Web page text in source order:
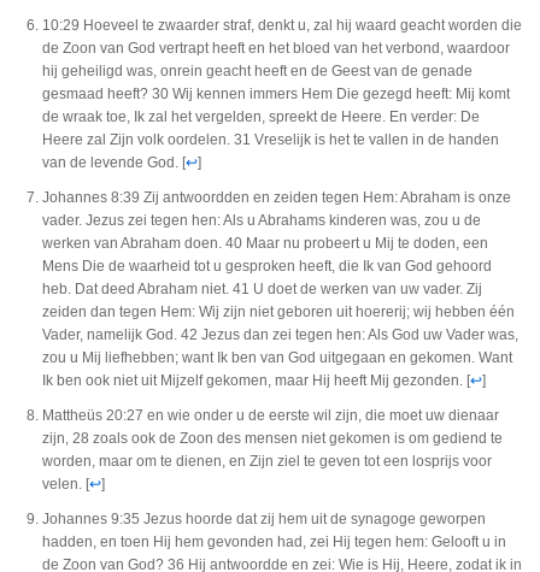
10:29 Hoeveel te zwaarder straf, denkt u, zal hij waard geacht worden die
de Zoon van God vertrapt heeft en het bloed van het verbond, waardoor
hij geheiligd was, onrein geacht heeft en de Geest van de genade
gesmaad heeft? 30 Wij kennen immers Hem Die gezegd heeft: Mij komt
de wraak toe, Ik zal het vergelden, spreekt de Heere. En verder: De
Heere zal Zijn volk oordelen. 31 Vreselijk is het te vallen in de handen
van de levende God. [↩]
Johannes 8:39 Zij antwoordden en zeiden tegen Hem: Abraham is onze
vader. Jezus zei tegen hen: Als u Abrahams kinderen was, zou u de
werken van Abraham doen. 40 Maar nu probeert u Mij te doden, een
Mens Die de waarheid tot u gesproken heeft, die Ik van God gehoord
heb. Dat deed Abraham niet. 41 U doet de werken van uw vader. Zij
zeiden dan tegen Hem: Wij zijn niet geboren uit hoererij; wij hebben één
Vader, namelijk God. 42 Jezus dan zei tegen hen: Als God uw Vader was,
zou u Mij liefhebben; want Ik ben van God uitgegaan en gekomen. Want
Ik ben ook niet uit Mijzelf gekomen, maar Hij heeft Mij gezonden. [↩]
Mattheüs 20:27 en wie onder u de eerste wil zijn, die moet uw dienaar
zijn, 28 zoals ook de Zoon des mensen niet gekomen is om gediend te
worden, maar om te dienen, en Zijn ziel te geven tot een losprijs voor
velen. [↩]
Johannes 9:35 Jezus hoorde dat zij hem uit de synagoge geworpen
hadden, en toen Hij hem gevonden had, zei Hij tegen hem: Gelooft u in
de Zoon van God? 36 Hij antwoordde en zei: Wie is Hij, Heere, zodat ik in